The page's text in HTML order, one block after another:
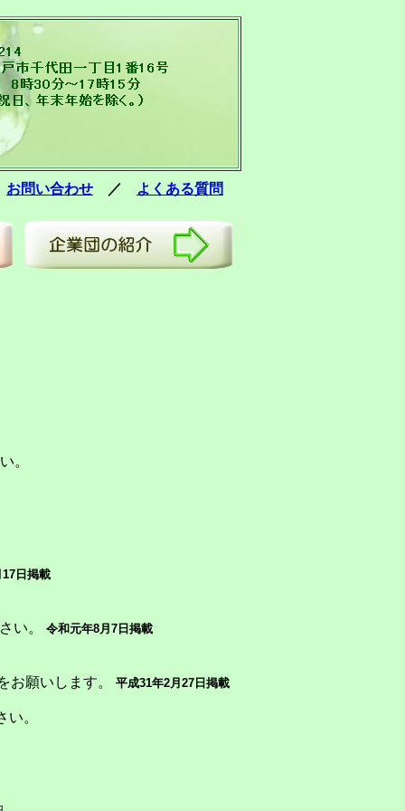
お問い合わせ ／ よくある質問
。
日掲載
い。 令和元年8月7日掲載
願いします。 平成31年2月27日掲載
。